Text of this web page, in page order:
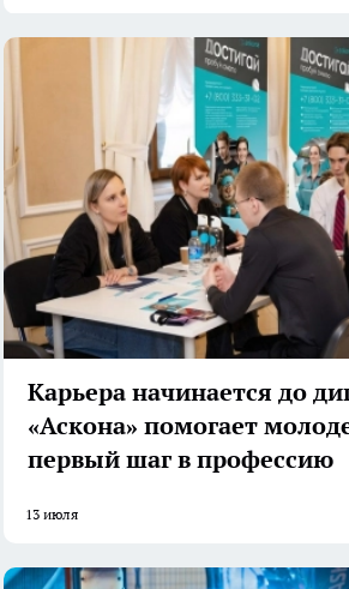
Карьера начинается до
«Аскона» помогает
первый шаг в профессию
13 июля